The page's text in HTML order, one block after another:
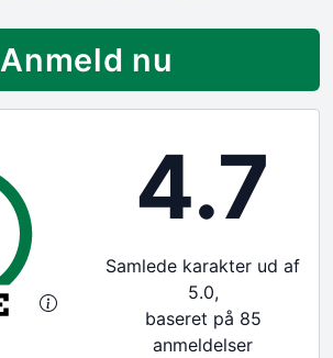
Anmeld nu
4.7
Samlede karakter ud af
5.0,
baseret på 85
anmeldelser